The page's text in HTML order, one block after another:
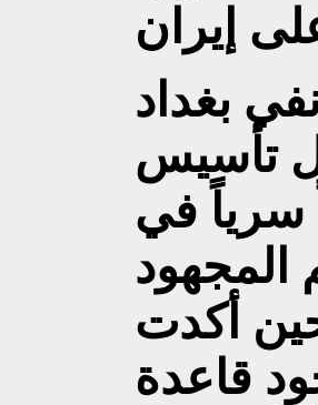
بغداد
تأسيس
سرياً في
المجهود
أكدت
قاعدة